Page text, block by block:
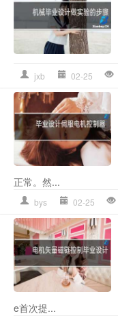
jxb 02-25
正常。然...
bys 02-25
e首次提...